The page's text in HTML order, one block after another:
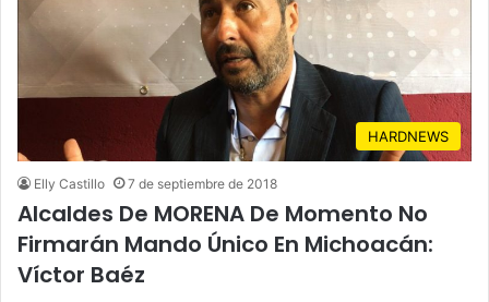
HARDNEWS
Elly Castillo 7 de septiembre de 2018
Alcaldes De MORENA De Momento No
Firmarán Mando Único En Michoacán:
Víctor Baéz